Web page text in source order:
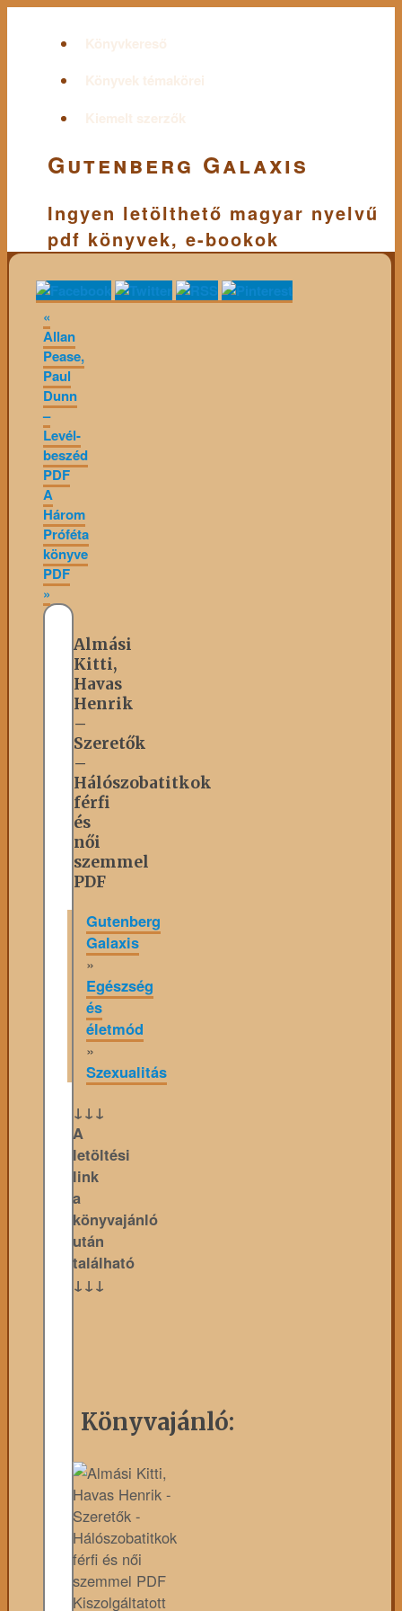
Könyvkereső
Könyvek témakörei
Kiemelt szerzők
Gutenberg Galaxis
Ingyen letölthető magyar nyelvű
pdf könyvek, e-bookok
«
Allan
Pease,
Paul
Dunn
–
Levél-
beszéd
PDF
A
Három
Próféta
könyve
PDF
»
Almási
Kitti,
Havas
Henrik
–
Szeretők
–
Hálószobatitkok
férfi
és
női
szemmel
PDF
Gutenberg
Galaxis
»
Egészség
és
életmód
»
Szexualitás
↓↓↓
A
letöltési
link
a
könyvajánló
után
található
↓↓↓
Könyvajánló:
Kiszolgáltatott